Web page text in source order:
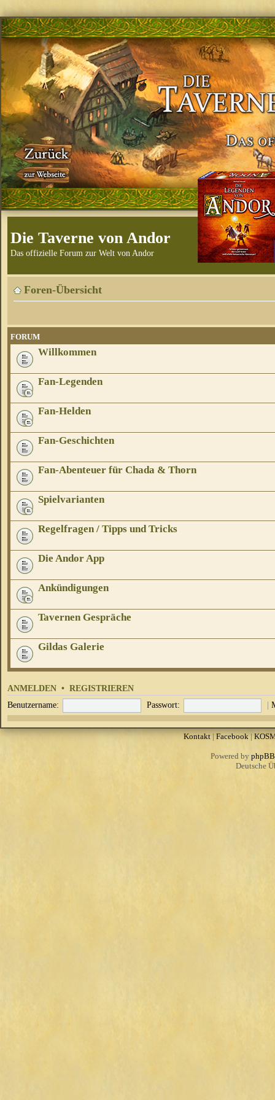
Die Taverne von Andor
Das offizielle Forum zur Welt von Andor
Foren-Übersicht
FORUM
Willkommen
Fan-Legenden
Fan-Helden
Fan-Geschichten
Fan-Abenteuer für Chada & Thorn
Spielvarianten
Regelfragen / Tipps und Tricks
Die Andor App
Ankündigungen
Tavernen Gespräche
Gildas Galerie
ANMELDEN • REGISTRIEREN
Benutzername: Passwort: |
Kontakt| Facebook|
Powered by phpBB
Deutsche